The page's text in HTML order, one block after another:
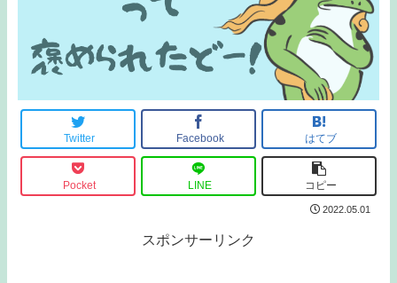
Twitter Facebook はてブ
Pocket LINE コピー
2022.05.01
スポンサーリンク